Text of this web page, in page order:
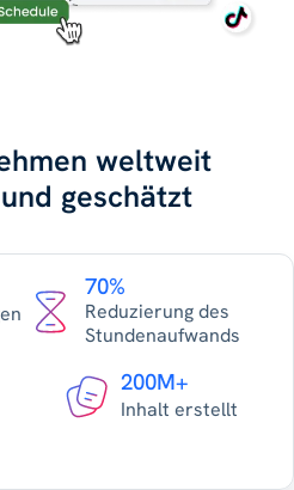
weltweit
geschätzt
70%
Reduzierung des
Stundenaufwands
200M+
Inhalt erstellt